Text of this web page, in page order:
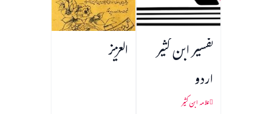
تفسیر ابن کثیر
اردو
علامہ ابن کثیر
العزیز